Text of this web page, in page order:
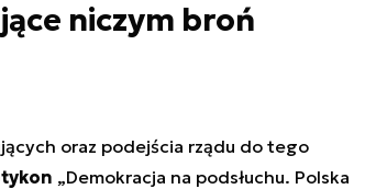
niczym broń
oraz podejścia rządu do tego
„Demokracja na podsłuchu. Polska